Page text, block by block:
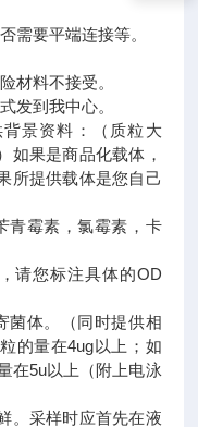
需要平端连接等。
材料不接受。
发到我中心。
景资料：（质粒大
如果是商品化载体，
所提供载体是您自己
青霉素，氯霉素，卡
请您标注具体的OD
菌体。（同时提供相
的量在4ug以上；如
在5u以上（附上电泳
。采样时应首先在液